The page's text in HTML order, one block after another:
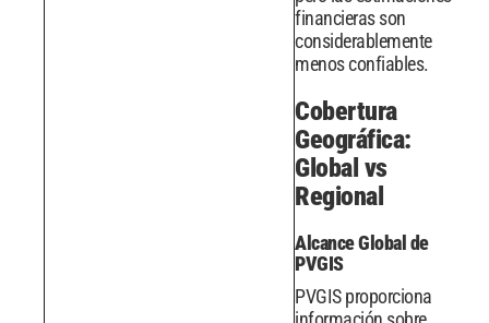
financieras son
considerablemente
menos confiables.
Cobertura
Geográfica:
Global vs
Regional
Alcance Global de
PVGIS
PVGIS proporciona